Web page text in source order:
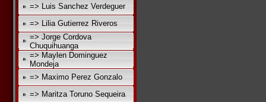
=> Luis Sanchez Verdeguer
=> Lilia Gutierrez Riveros
=> Jorge Cordova
Chuquihuanga
=> Maylen Dominguez
Mondeja
=> Maximo Perez Gonzalo
=> Maritza Toruno Sequeira